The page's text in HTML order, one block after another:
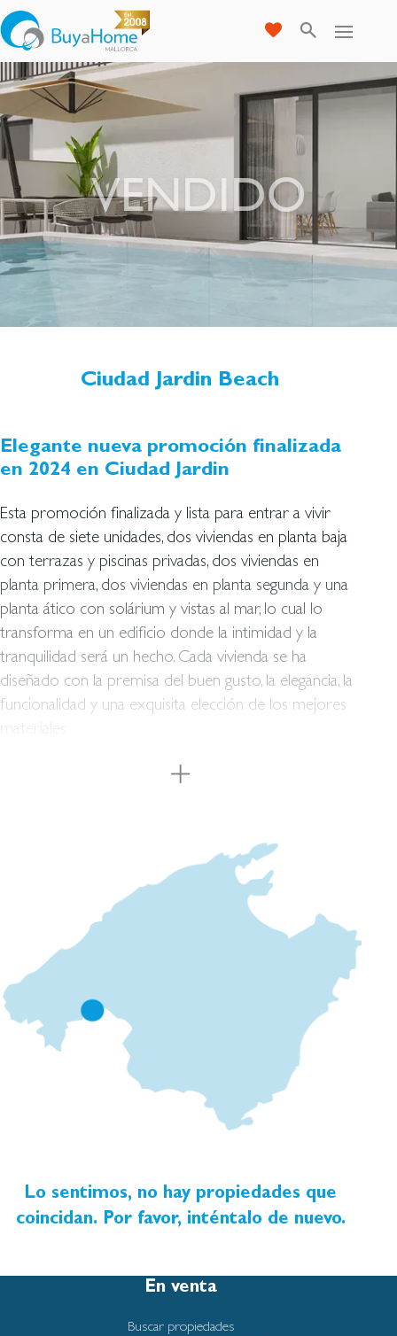
VENDIDO
Ciudad Jardin Beach
Elegante nueva promoción finalizada
en 2024 en Ciudad Jardin
Esta promoción finalizada y lista para entrar a vivir
consta de siete unidades, dos viviendas en planta baja
con terrazas y piscinas privadas, dos viviendas en
planta primera, dos viviendas en planta segunda y una
planta ático con solárium y vistas al mar, lo cual lo
transforma en un edificio donde la intimidad y la
tranquilidad será un hecho. Cada vivienda se ha
diseñado con la premisa del buen gusto, la elegancia, la
funcionalidad y una exquisita elección de los mejores
materiales.
Las viviendas se caracterizarán por su diseño
espacialidad de cada uno de los ambiente, haciendo
que vivas de manera tal, donde el confort sea la
esencia. Gracias a su gran interacción con el exterior
mediante grandes ventanas, harán que puedas disfrutar
del buen clima de Mallorca durante todo el año, al
mismo tiempo, inundarán de luz natural cada rincón de
este maravilloso y exclusivo edificio.
Todas las viviendas de este moderno edificio, contán
con materiales de alta gama y sofisticación, iluminación
LED, ventanas de aluminio con climalit , persianas
eléctricas, aerotermia, aire centralizado por conductos
,microondas, horno y placa, totalmente terminados y
ciudad es ideal tanto para residentes como para
aquellos que desean disfrutar de una residencia
Lo sentimos, no hay propiedades que
coincidan. Por favor, inténtalo de nuevo.
En venta
Buscar propiedades